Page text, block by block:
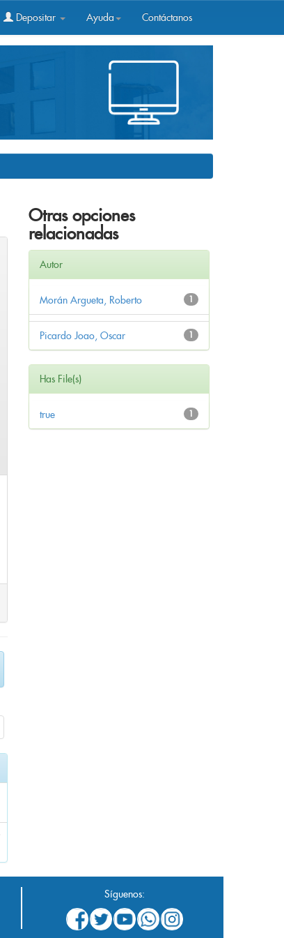
Depositar Ayuda Contáctanos
Otras opciones
relacionadas
Autor
1
Morán Argueta, Roberto
1
Picardo Joao, Oscar
Has File(s)
1
true
Síguenos: